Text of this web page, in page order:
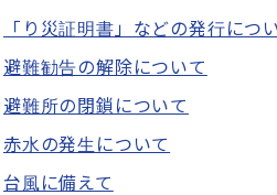
「り災証明書」などの発行につ
避難勧告の解除について
避難所の閉鎖について
赤水の発生について
台風に備えて